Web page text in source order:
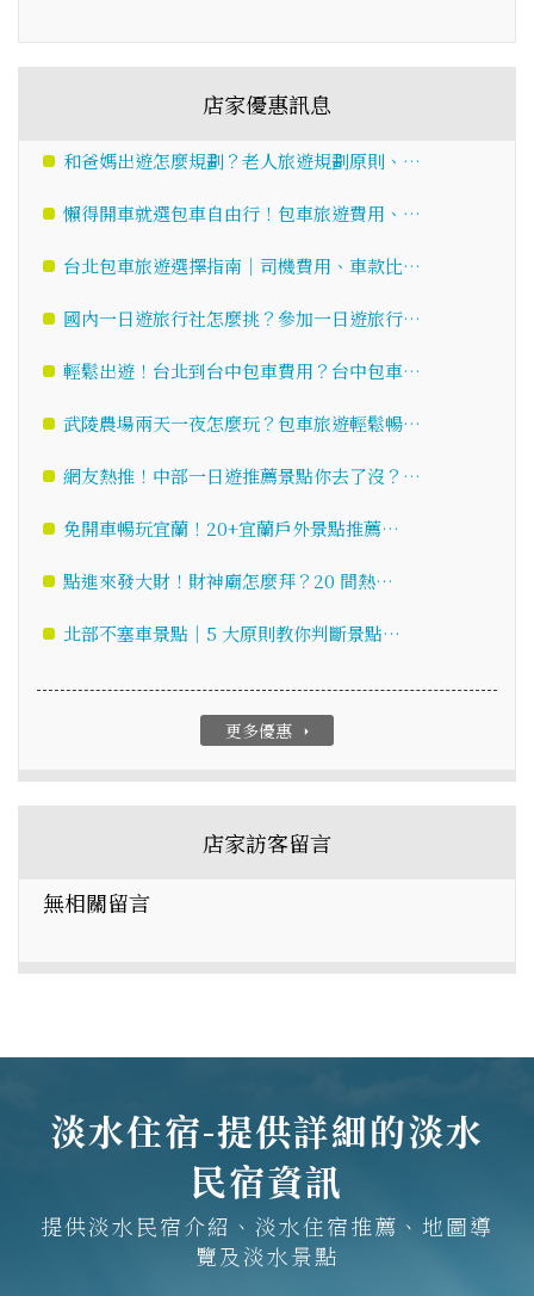
店家優惠訊息
和爸媽出遊怎麼規劃？老人旅遊規劃原則、…
懶得開車就選包車自由行！包車旅遊費用、…
台北包車旅遊選擇指南｜司機費用、車款比…
國內一日遊旅行社怎麼挑？參加一日遊旅行…
輕鬆出遊！台北到台中包車費用？台中包車…
武陵農場兩天一夜怎麼玩？包車旅遊輕鬆暢…
網友熱推！中部一日遊推薦景點你去了沒？…
免開車暢玩宜蘭！20+宜蘭戶外景點推薦…
點進來發大財！財神廟怎麼拜？20 間熱…
北部不塞車景點｜5 大原則教你判斷景點…
更多優惠 arrow_right
店家訪客留言
無相關留言
淡水住宿-提供詳細的淡水
民宿資訊
提供淡水民宿介紹、淡水住宿推薦、地圖導
覽及淡水景點